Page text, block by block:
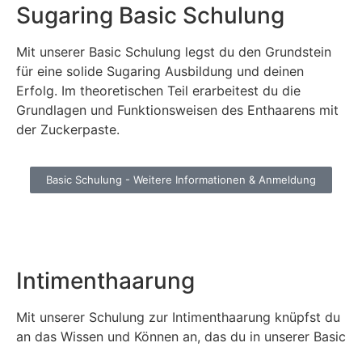
Sugaring Basic Schulung​
Mit unserer Basic Schulung legst du den Grundstein
für eine solide Sugaring Ausbildung und deinen
Erfolg. Im theoretischen Teil erarbeitest du die
Grundlagen und Funktionsweisen des Enthaarens mit
der Zuckerpaste.
Basic Schulung - Weitere Informationen & Anmeldung
Intimenthaarung
Mit unserer Schulung zur Intimenthaarung knüpfst du
an das Wissen und Können an, das du in unserer Basic